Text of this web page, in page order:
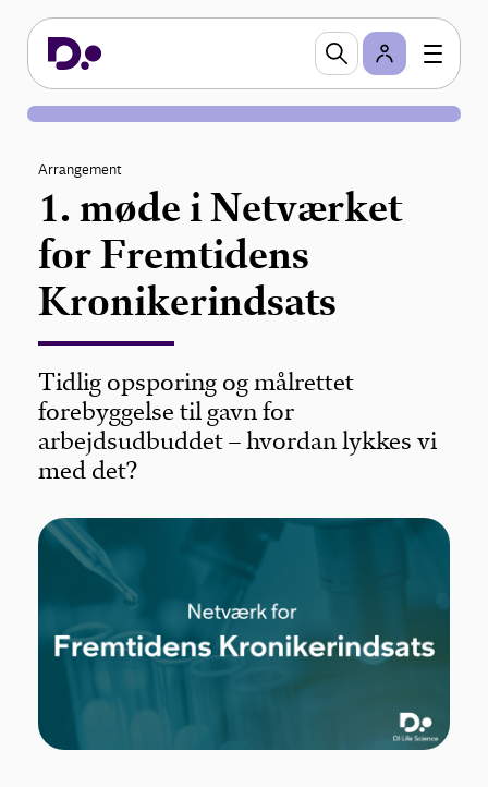
Arrangement
1. møde i Netværket
for Fremtidens
Kronikerindsats
Tidlig opsporing og målrettet
forebyggelse til gavn for
arbejdsudbuddet – hvordan lykkes vi
med det?